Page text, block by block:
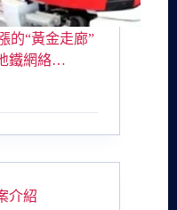
的“黃金走廊”
鐵網絡…
介紹